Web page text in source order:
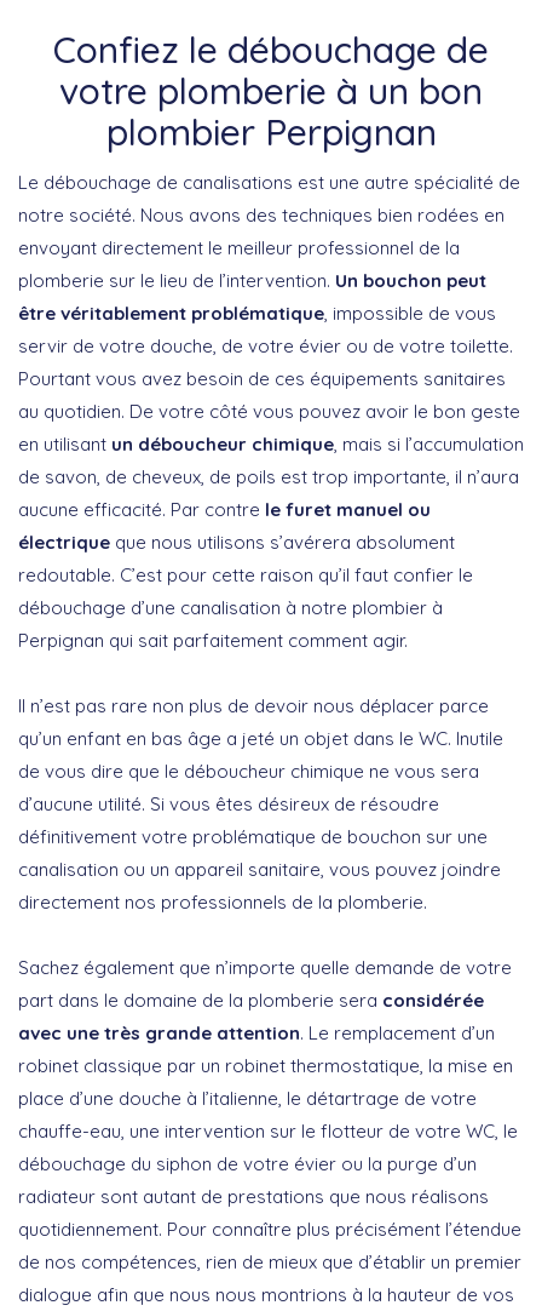
Confiez le débouchage de
votre plomberie à un bon
plombier Perpignan
Le débouchage de canalisations est une autre spécialité de
notre société. Nous avons des techniques bien rodées en
envoyant directement le meilleur professionnel de la
plomberie sur le lieu de l’intervention. Un bouchon peut
être véritablement problématique , impossible de vous
servir de votre douche, de votre évier ou de votre toilette.
Pourtant vous avez besoin de ces équipements sanitaires
au quotidien. De votre côté vous pouvez avoir le bon geste
en utilisant un déboucheur chimique , mais si l’accumulation
de savon, de cheveux, de poils est trop importante, il n’aura
aucune efficacité. Par contre le furet manuel ou
électrique que nous utilisons s’avérera absolument
redoutable. C’est pour cette raison qu’il faut confier le
débouchage d’une canalisation à notre plombier à
Perpignan qui sait parfaitement comment agir.
Il n’est pas rare non plus de devoir nous déplacer parce
qu’un enfant en bas âge a jeté un objet dans le WC. Inutile
de vous dire que le déboucheur chimique ne vous sera
d’aucune utilité. Si vous êtes désireux de résoudre
définitivement votre problématique de bouchon sur une
canalisation ou un appareil sanitaire, vous pouvez joindre
directement nos professionnels de la plomberie.
Sachez également que n’importe quelle demande de votre
part dans le domaine de la plomberie sera considérée
avec une très grande attention. Le remplacement d’un
robinet classique par un robinet thermostatique, la mise en
place d’une douche à l’italienne, le détartrage de votre
chauffe-eau, une intervention sur le flotteur de votre WC, le
débouchage du siphon de votre évier ou la purge d’un
radiateur sont autant de prestations que nous réalisons
quotidiennement. Pour connaître plus précisément l’étendue
de nos compétences, rien de mieux que d’établir un premier
dialogue afin que nous nous montrions à la hauteur de vos